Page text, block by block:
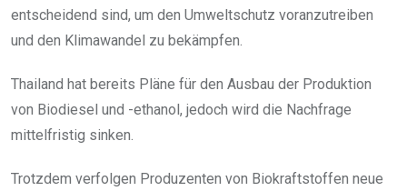
entscheidend sind, um den Umweltschutz voranzutreiben
und den Klimawandel zu bekämpfen.
Thailand hat bereits Pläne für den Ausbau der Produktion
von Biodiesel und -ethanol, jedoch wird die Nachfrage
mittelfristig sinken.
Trotzdem verfolgen Produzenten von Biokraftstoffen neue